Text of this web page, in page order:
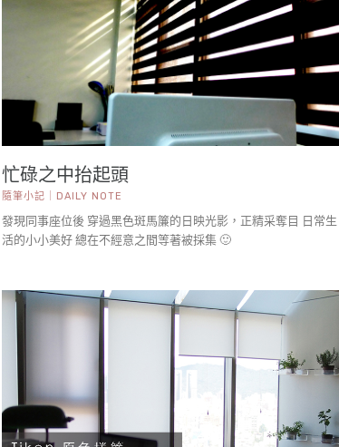
忙碌之中抬起頭
隨筆小記｜DAILY NOTE
發現同事座位後 穿過黑色斑馬簾的日映光影，正精采奪目 日常生
活的小小美好 總在不經意之間等著被採集 🙂